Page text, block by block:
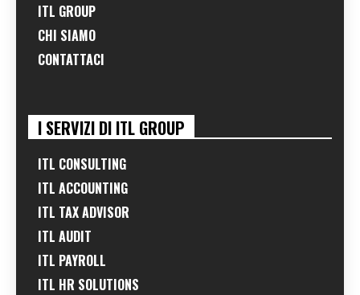
ITL GROUP
CHI SIAMO
CONTATTACI
I SERVIZI DI ITL GROUP
ITL CONSULTING
ITL ACCOUNTING
ITL TAX ADVISOR
ITL AUDIT
ITL PAYROLL
ITL HR SOLUTIONS